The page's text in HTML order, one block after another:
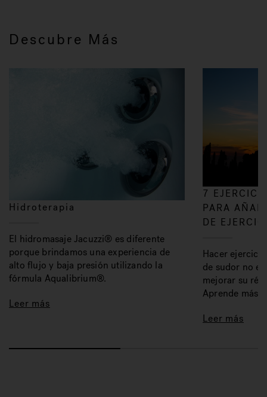
Descubre Más
Hidroterapia
El hidromasaje Jacuzzi® es diferente
porque brindamos una experiencia de
alto flujo y baja presión utilizando la
fórmula Aqualibrium®.
Leer más
7
PARA
DE
Hacer
de sudor no
mejorar su
Aprende más.
Leer más